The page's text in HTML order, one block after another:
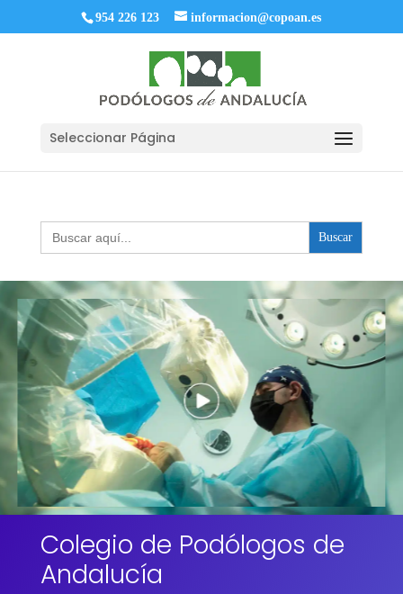
954 226 123 informacion@copoan.es
Seleccionar Página
Buscar:
Colegio de Podólogos de
Andalucía